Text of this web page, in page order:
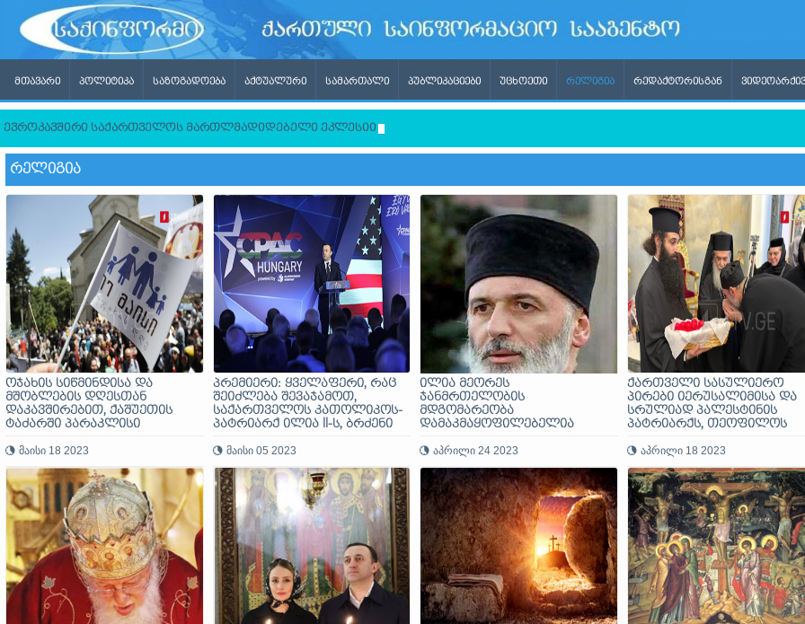
ᲛᲗᲐᲕᲐᲠᲘ ᲞᲝᲚᲘᲢᲘᲙᲐ ᲡᲐᲖᲝᲒᲐᲓᲝᲔᲑᲐ ᲐᲥᲢᲣᲐᲚᲣᲠᲘ ᲡᲐᲛᲐᲠᲗᲐᲚᲘ ᲞᲣᲑᲚᲘᲙᲐᲪᲘᲔᲑᲘ ᲣᲪᲮᲝᲔᲗᲘ ᲠᲔᲚᲘᲒᲘᲐ ᲠᲔᲓᲐᲥᲢᲝᲠᲘᲡᲒᲐᲜ
ევროკავშირი საქართველოს მართლმადიდებელი ეკლესიისგან ლგბტ პროპაგანდას ითხოვდა, ხოლო უარის თქმის შემდეგ ის
ᲠᲔᲚᲘᲒᲘᲐ
ოჯახის სიწმინდისა და
მშობლების დღესთან
დაკავშირებით, ქაშუეთის
ტაძარში პარაკლისი
მაისი 18 2023
პრემიერი: ყველაფერი, რაც
შეიძლება შევაჯამოთ,
საქართველოს კათოლიკოს-
პატრიარქ ილია II-ს, ბრძენი
ავტორიტეტული ადამიანის
მიერ შემოთავაზებულ
პოსტულატებშია - ღმერთი,
სამშობლო, ადამიანი
მაისი 05 2023
ილია მეორეს
ჯანმრთელობის
მდგომარეობა
დამაკმაყოფილებელია
აპრილი 24 2023
ქართველი სასულიერო
პირები იერუსალიმისა და
სრულიად პალესტინის
პატრიარქს, თეოფილოს
აპრილი 18 2023